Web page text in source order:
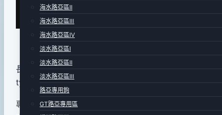
海水路亞區Ⅱ
海水路亞區Ⅲ
海水路亞區Ⅳ
淡水路亞區Ⅰ
淡水路亞區Ⅱ
淡水路亞區Ⅲ
路亞專用鉤
GT路亞專用區
年
11
月
長62mm .重量6.0g.磁力固定重心移動 suspend
type .原廠搭配 #8 號三叉鉤.
專攻1.5~2.5m內深度的bass.可緩慢卻擬真的的入